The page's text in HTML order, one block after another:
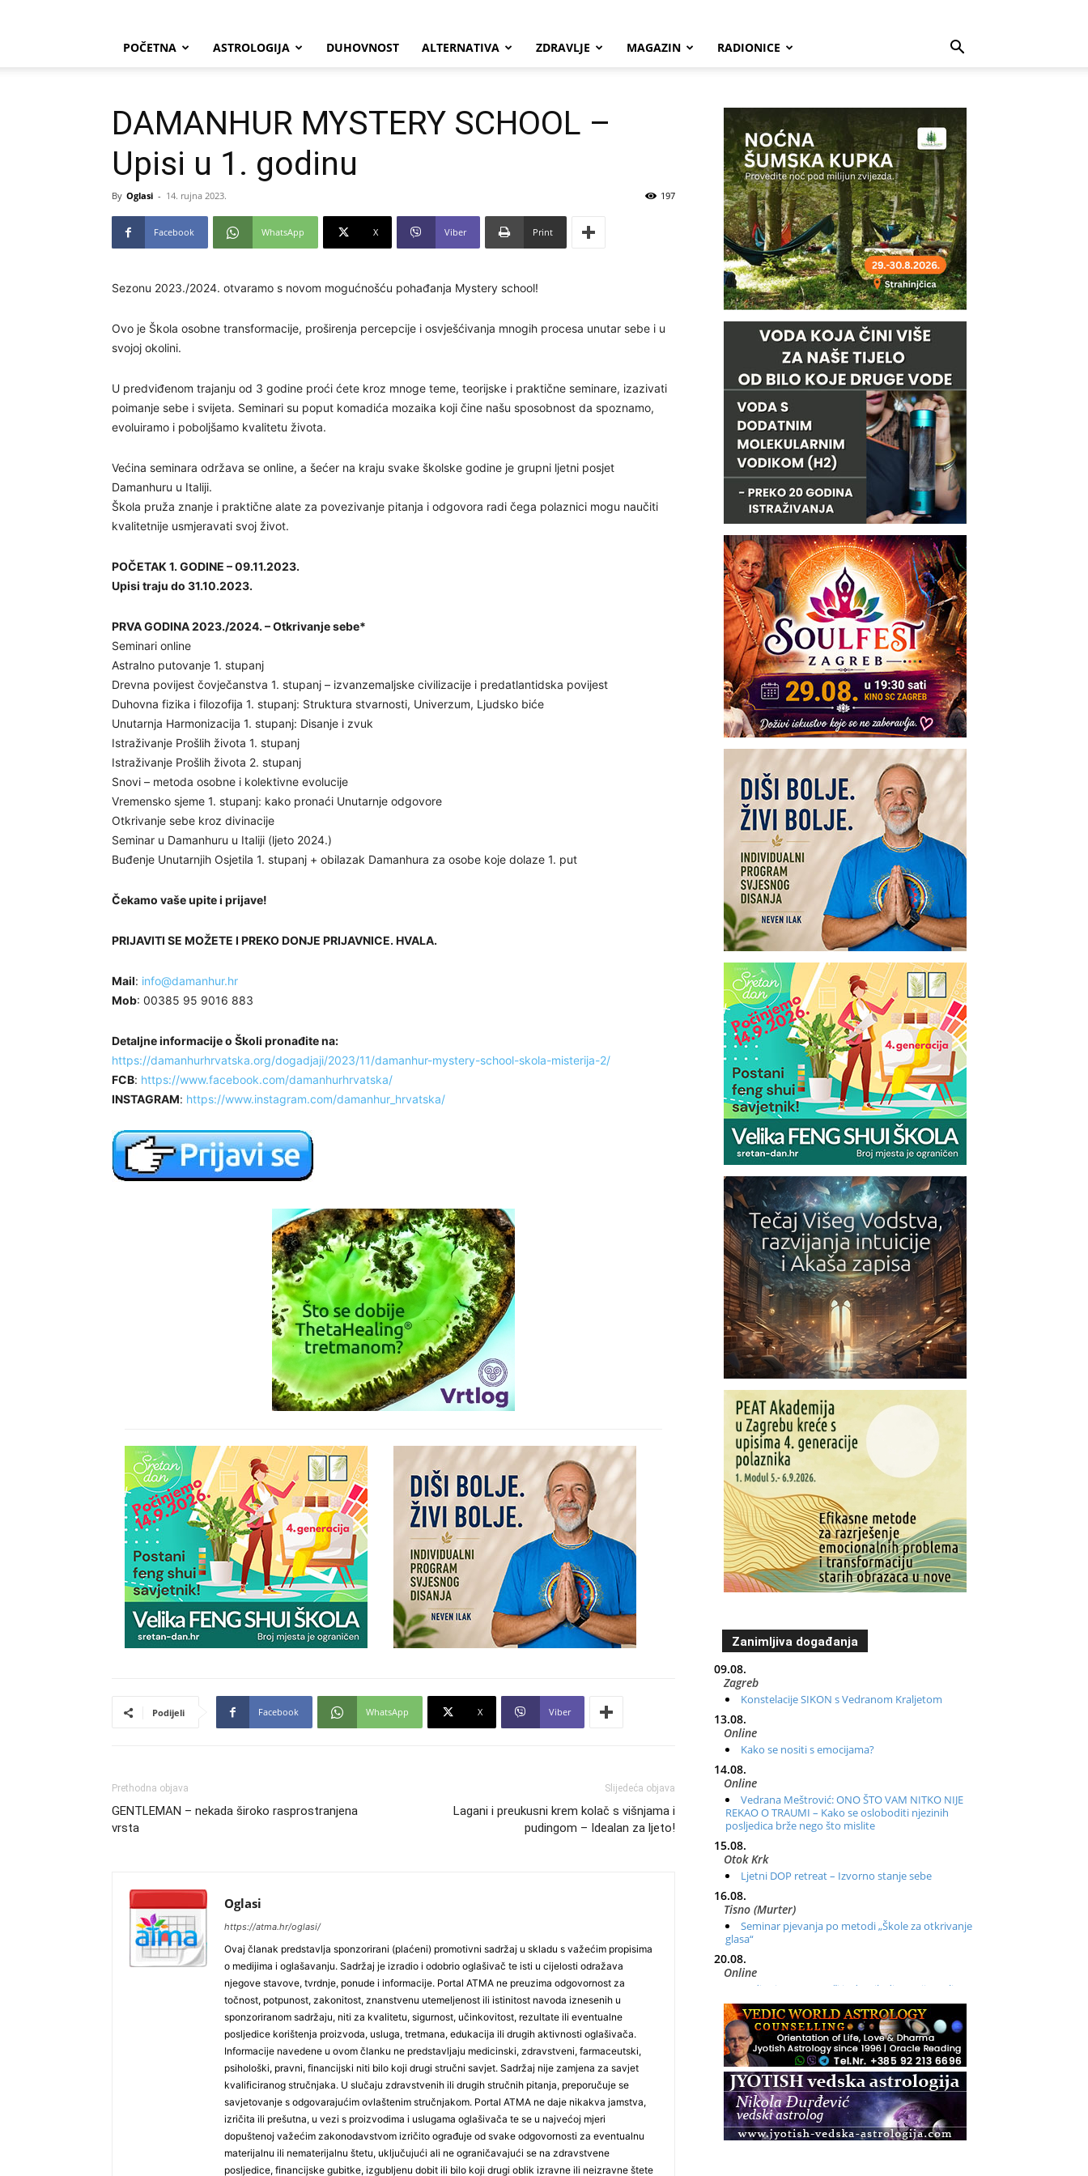
POČETNA ASTROLOGIJA DUHOVNOST ALTERNATIVA ZDRAVLJE MAGAZIN RADIONICE
DAMANHUR MYSTERY SCHOOL –
Upisi u 1. godinu
By Oglasi - 14. rujna 2023. 197
Facebook WhatsApp X Viber Print
Sezonu 2023./2024. otvaramo s novom mogućnošću pohađanja Mystery school!
Ovo je Škola osobne transformacije, proširenja percepcije i osvješćivanja mnogih procesa unutar sebe i u
svojoj okolini.
U predviđenom trajanju od 3 godine proći ćete kroz mnoge teme, teorijske i praktične seminare, izazivati
poimanje sebe i svijeta. Seminari su poput komadića mozaika koji čine našu sposobnost da spoznamo,
evoluiramo i poboljšamo kvalitetu života.
Većina seminara održava se online, a šećer na kraju svake školske godine je grupni ljetni posjet
Damanhuru u Italiji.
Škola pruža znanje i praktične alate za povezivanje pitanja i odgovora radi čega polaznici mogu naučiti
kvalitetnije usmjeravati svoj život.
POČETAK 1. GODINE – 09.11.2023.
Upisi traju do 31.10.2023.
PRVA GODINA 2023./2024. – Otkrivanje sebe*
Seminari online
Astralno putovanje 1. stupanj
Drevna povijest čovječanstva 1. stupanj – izvanzemaljske civilizacije i predatlantidska povijest
Duhovna fizika i filozofija 1. stupanj: Struktura stvarnosti, Univerzum, Ljudsko biće
Unutarnja Harmonizacija 1. stupanj: Disanje i zvuk
Istraživanje Prošlih života 1. stupanj
Istraživanje Prošlih života 2. stupanj
Snovi – metoda osobne i kolektivne evolucije
Vremensko sjeme 1. stupanj: kako pronaći Unutarnje odgovore
Otkrivanje sebe kroz divinacije
Seminar u Damanhuru u Italiji (ljeto 2024.)
Buđenje Unutarnjih Osjetila 1. stupanj + obilazak Damanhura za osobe koje dolaze 1. put
Čekamo vaše upite i prijave!
PRIJAVITI SE MOŽETE I PREKO DONJE PRIJAVNICE. HVALA.
Mail: info@damanhur.hr
Mob: 00385 95 9016 883
Detaljne informacije o Školi pronađite na:
https://damanhurhrvatska.org/dogadjaji/2023/11/damanhur-mystery-school-skola-misterija-2/
FCB: https://www.facebook.com/damanhurhrvatska/
INSTAGRAM: https://www.instagram.com/damanhur_hrvatska/
Podijeli Facebook WhatsApp X Viber
Prethodna objava
GENTLEMAN – nekada široko rasprostranjena
vrsta
Slijedeća objava
Lagani i preukusni krem kolač s višnjama i
pudingom – Idealan za ljeto!
Oglasi
https://atma.hr/oglasi/
Ovaj članak predstavlja sponzorirani (plaćeni) promotivni sadržaj u skladu s važećim propisima
o medijima i oglašavanju. Sadržaj je izradio i odobrio oglašivač te isti u cijelosti odražava
njegove stavove, tvrdnje, ponude i informacije. Portal ATMA ne preuzima odgovornost za
točnost, potpunost, zakonitost, znanstvenu utemeljenost ili istinitost navoda iznesenih u
sponzoriranom sadržaju, niti za kvalitetu, sigurnost, učinkovitost, rezultate ili eventualne
posljedice korištenja proizvoda, usluga, tretmana, edukacija ili drugih aktivnosti oglašivača.
Informacije navedene u ovom članku ne predstavljaju medicinski, zdravstveni, farmaceutski,
psihološki, pravni, financijski niti bilo koji drugi stručni savjet. Sadržaj nije zamjena za savjet
kvalificiranog stručnjaka. U slučaju zdravstvenih ili drugih stručnih pitanja, preporučuje se
savjetovanje s odgovarajućim ovlaštenim stručnjakom. Portal ATMA ne daje nikakva jamstva,
izričita ili prešutna, u vezi s proizvodima i uslugama oglašivača te se u najvećoj mjeri
dopuštenoj važećim zakonodavstvom izričito ograđuje od svake odgovornosti za eventualnu
materijalnu ili nematerijalnu štetu, uključujući ali ne ograničavajući se na zdravstvene
posljedice, financijske gubitke, izgubljenu dobit ili bilo koji drugi oblik izravne ili neizravne štete
Zanimljiva događanja
09.08.
Zagreb
Konstelacije SIKON s Vedranom Kraljetom
13.08.
Online
Kako se nositi s emocijama?
14.08.
Online
Vedrana Meštrović: ONO ŠTO VAM NITKO NIJE
REKAO O TRAUMI – Kako se osloboditi njezinih
posljedica brže nego što mislite
15.08.
Otok Krk
Ljetni DOP retreat – Izvorno stanje sebe
16.08.
Tisno (Murter)
Seminar pjevanja po metodi „Škole za otkrivanje
glasa“
20.08.
Online
Radionica: Pomagači iz drugih dimenzija Online –
otvoreno za sve
21.08.
Zagreb+Online
Osnovni ThetaHealing® tečaj, Zagreb i Online
22.08.
Pula
Access BARS®, otpusti stres
23.08.
Pula